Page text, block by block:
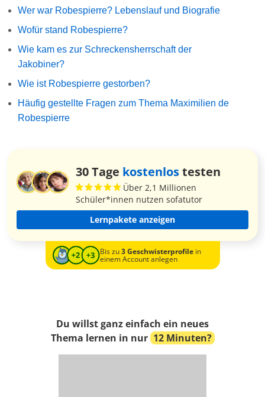
Wer war Robespierre? Lebenslauf und Biografie
Wofür stand Robespierre?
Wie kam es zur Schreckensherrschaft der
Jakobiner?
Wie ist Robespierre gestorben?
Häufig gestellte Fragen zum Thema Maximilien de
Robespierre
30 Tage kostenlostesten
Über 2,1 Millionen
Schüler*innen nutzen sofatutor
Lernpakete anzeigen
Bis zu3 Geschwisterprofilein
einem Account anlegen
Du willst ganz einfach ein neues
Thema lernen in nur 12 Minuten?